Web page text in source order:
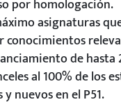
por homologación.
asignaturas
conocimientos
de hasta
al 100% de los
nuevos en el P51.